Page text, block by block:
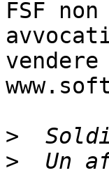
FSF
>
>